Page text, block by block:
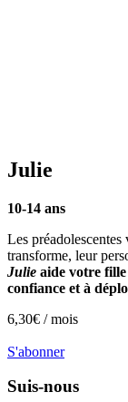
Julie
10-14 ans
Les
transforme, leur
Julie aide votre
confiance et à
6,30€ /mois
S'abonner
Suis-nous